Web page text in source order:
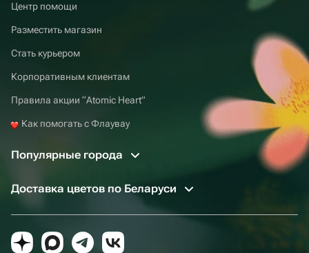
Центр помощи
Разместить магазин
Стать курьером
Корпоративным клиентам
Правила акции “Atomic Heart”
Как помогать с Флаувау
Популярные города
Доставка цветов по Беларуси